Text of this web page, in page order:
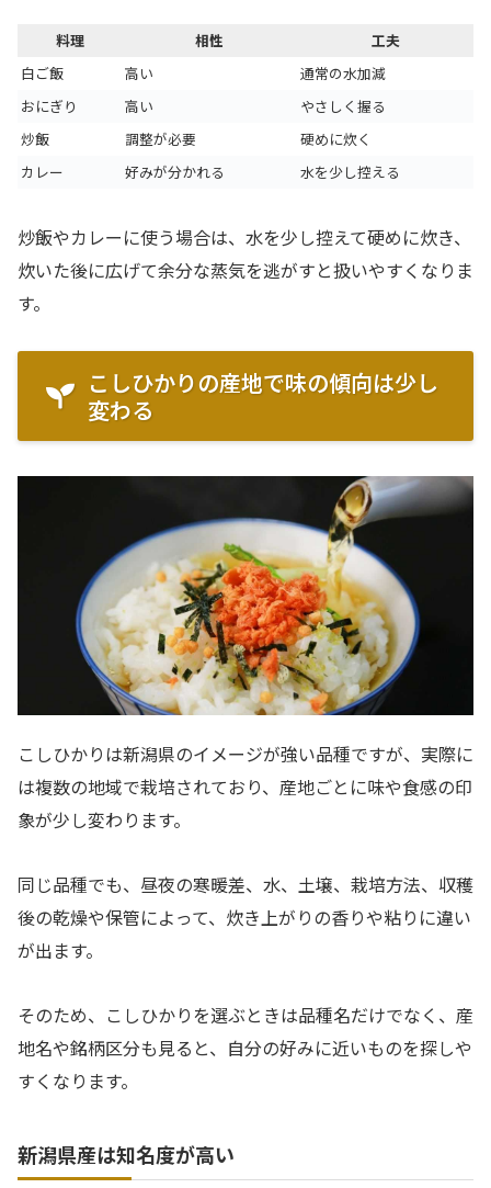
料理 相性
工夫
白ご飯
高い
通常の水加減
おにぎり
高い
やさしく握る
炒飯
調整が必要
硬めに炊く
カレー
好みが分かれる 水を少し控える
炒飯やカレーに使う場合は、水を少し控えて硬めに炊き、
炊いた後に広げて余分な蒸気を逃がすと扱いやすくなりま
す。
こしひかりの産地で味の傾向は少し
変わる
こしひかりは新潟県のイメージが強い品種ですが、実際に
は複数の地域で栽培されており、産地ごとに味や食感の印
象が少し変わります。
同じ品種でも、昼夜の寒暖差、水、土壌、栽培方法、収穫
後の乾燥や保管によって、炊き上がりの香りや粘りに違い
が出ます。
そのため、こしひかりを選ぶときは品種名だけでなく、産
地名や銘柄区分も見ると、自分の好みに近いものを探しや
すくなります。
新潟県産は知名度が高い